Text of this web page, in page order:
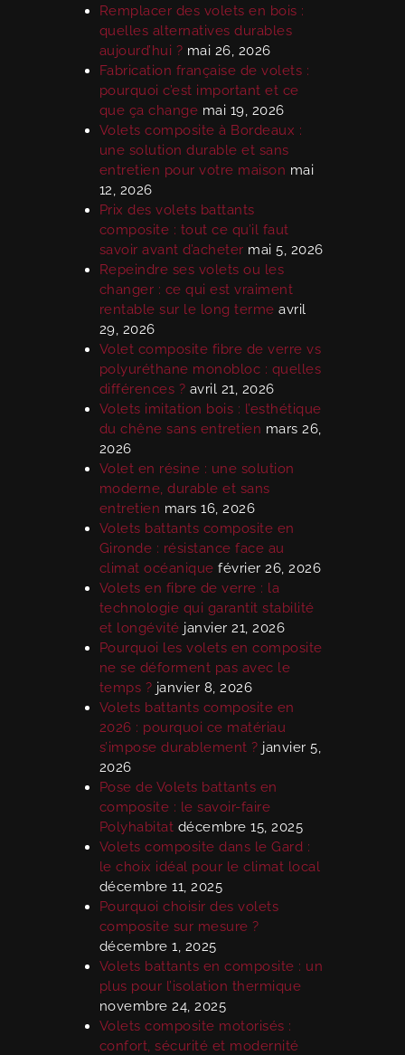
Remplacer des volets en bois :
quelles alternatives durables
aujourd’hui ? mai 26, 2026
Fabrication française de volets :
pourquoi c’est important et ce
que ça change mai 19, 2026
Volets composite à Bordeaux :
une solution durable et sans
entretien pour votre maison mai
12, 2026
Prix des volets battants
composite : tout ce qu’il faut
savoir avant d’acheter mai 5, 2026
Repeindre ses volets ou les
changer : ce qui est vraiment
rentable sur le long terme avril
29, 2026
Volet composite fibre de verre vs
polyuréthane monobloc : quelles
différences ? avril 21, 2026
Volets imitation bois : l’esthétique
du chêne sans entretien mars 26,
2026
Volet en résine : une solution
moderne, durable et sans
entretien mars 16, 2026
Volets battants composite en
Gironde : résistance face au
climat océanique février 26, 2026
Volets en fibre de verre : la
technologie qui garantit stabilité
et longévité janvier 21, 2026
Pourquoi les volets en composite
ne se déforment pas avec le
temps ? janvier 8, 2026
Volets battants composite en
2026 : pourquoi ce matériau
s’impose durablement ? janvier 5,
2026
Pose de Volets battants en
composite : le savoir-faire
Polyhabitat décembre 15, 2025
Volets composite dans le Gard :
le choix idéal pour le climat local
décembre 11, 2025
Pourquoi choisir des volets
composite sur mesure ?
décembre 1, 2025
Volets battants en composite : un
plus pour l’isolation thermique
novembre 24, 2025
Volets composite motorisés :
confort, sécurité et modernité